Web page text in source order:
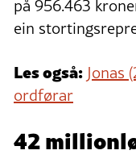
på 956.463
ein
Les også: Jonas
ordførar
42